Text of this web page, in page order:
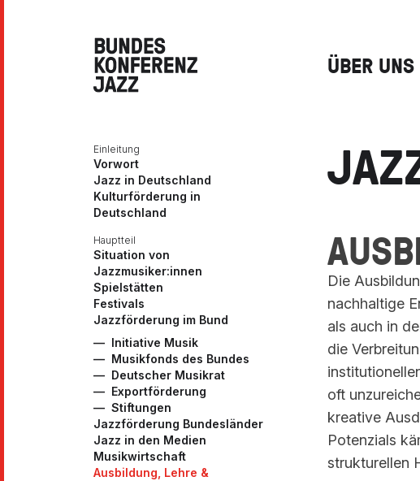
ÜBER UNS
Einleitung
Vorwort
Jazz in Deutschland
Kulturförderung in
Deutschland
Hauptteil
Situation von
Jazzmusiker:innen
Spielstätten
Festivals
Jazzförderung im Bund
Initiative Musik
Musikfonds des Bundes
Deutscher Musikrat
Exportförderung
Stiftungen
Jazzförderung Bundesländer
Jazz in den Medien
Musikwirtschaft
Ausbildung, Lehre &
Die
nachhaltige
als auch in
die
oft
kreative
Potenzials
strukturellen